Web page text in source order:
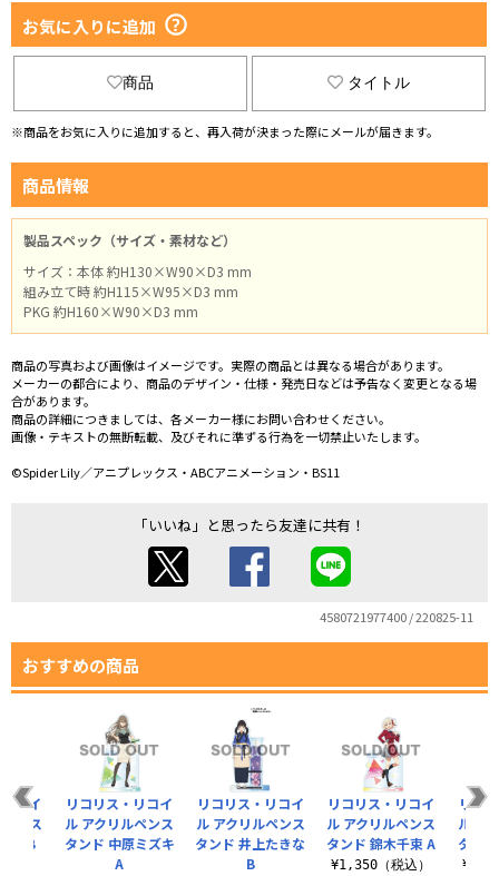
お気に入りに追加
商品 タイトル
※商品をお気に入りに追加すると、再入荷が決まった際にメールが届きます。
商品情報
製品スペック（サイズ・素材など）
サイズ：本体 約H130×W90×D3 mm
組み立て時 約H115×W95×D3 mm
PKG 約H160×W90×D3 mm
商品の写真および画像はイメージです。実際の商品とは異なる場合があります。
メーカーの都合により、商品のデザイン・仕様・発売日などは予告なく変更となる場
合があります。
商品の詳細につきましては、各メーカー様にお問い合わせください。
画像・テキストの無断転載、及びそれに準ずる行為を一切禁止いたします。
©Spider Lily／アニプレックス・ABCアニメーション・BS11
「いいね」と思ったら友達に共有！
4580721977400 / 220825-11
おすすめの商品
リコリス・リコイ
ル アクリルペンス
タンド 井上たきな
B
リコリス・リコイ
ル アクリルペンス
タンド 錦木千束 A
¥1,350（税込）
リコ
ル ア
タン
コイ
ンス
ミ B
リコリス・リコイ
ル アクリルペンス
タンド 中原ミズキ
A